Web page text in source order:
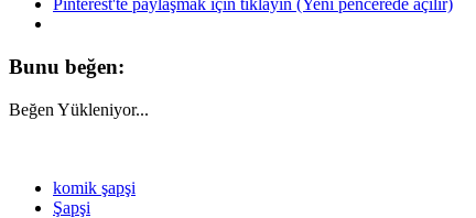
Pinterest'te paylaşmak için tıklayın (Yeni pencerede açılır)
Bunu beğen:
Beğen Yükleniyor...
komik şapşi
Şapşi